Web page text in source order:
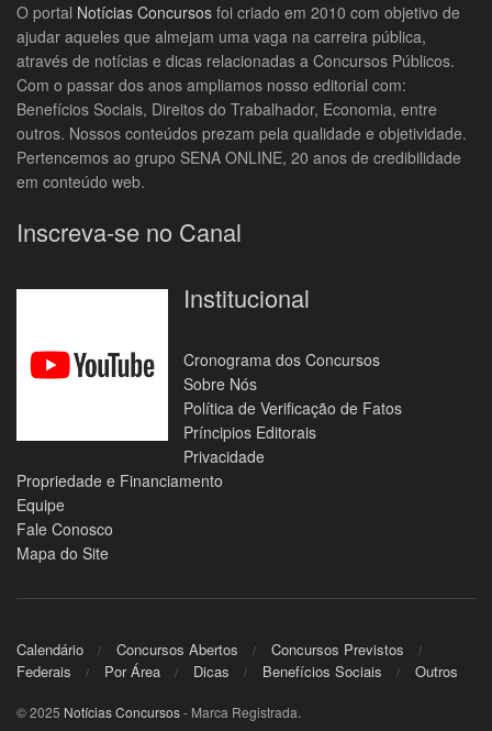
O portal Notícias Concursos foi criado em 2010 com objetivo de
ajudar aqueles que almejam uma vaga na carreira pública,
através de notícias e dicas relacionadas a Concursos Públicos.
Com o passar dos anos ampliamos nosso editorial com:
Benefícios Sociais, Direitos do Trabalhador, Economia, entre
outros. Nossos conteúdos prezam pela qualidade e objetividade.
Pertencemos ao grupo SENA ONLINE, 20 anos de credibilidade
em conteúdo web.
Inscreva-se no Canal
Institucional
Cronograma dos Concursos
Sobre Nós
Política de Verificação de Fatos
Príncipios Editorais
Privacidade
Propriedade e Financiamento
Equipe
Fale Conosco
Mapa do Site
Calendário Concursos Abertos
Concursos Previstos
Federais
Por Área Dicas Benefícios Sociais Outros
© 2025 Notícias Concursos- Marca Registrada.